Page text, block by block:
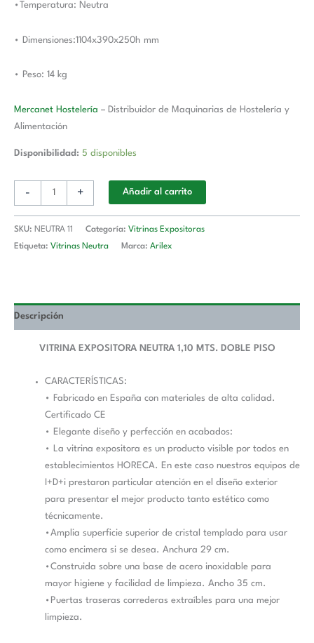
•Temperatura: Neutra
• Dimensiones:1104x390x250h mm
• Peso: 14 kg
Mercanet Hostelería – Distribuidor de Maquinarias de Hostelería y
Alimentación
Disponibilidad: 5 disponibles
- + Añadir al carrito
SKU: NEUTRA 11 Categoría: Vitrinas Expositoras
Etiqueta: Vitrinas Neutra Marca: Arilex
Descripción
VITRINA EXPOSITORA NEUTRA 1,10 MTS. DOBLE PISO
CARACTERÍSTICAS:
• Fabricado en España con materiales de alta calidad.
Certificado CE
• Elegante diseño y perfección en acabados:
• La vitrina expositora es un producto visible por todos en
establecimientos HORECA. En este caso nuestros equipos de
I+D+i prestaron particular atención en el diseño exterior
para presentar el mejor producto tanto estético como
técnicamente.
•Amplia superficie superior de cristal templado para usar
como encimera si se desea. Anchura 29 cm.
•Construida sobre una base de acero inoxidable para
mayor higiene y facilidad de limpieza. Ancho 35 cm.
•Puertas traseras correderas extraíbles para una mejor
limpieza.